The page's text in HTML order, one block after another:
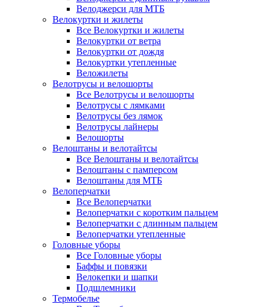
Велоджерси для МТБ
Велокуртки и жилеты
Все Велокуртки и жилеты
Велокуртки от ветра
Велокуртки от дождя
Велокуртки утепленные
Веложилеты
Велотрусы и велошорты
Все Велотрусы и велошорты
Велотрусы с лямками
Велотрусы без лямок
Велотрусы лайнеры
Велошорты
Велоштаны и велотайтсы
Все Велоштаны и велотайтсы
Велоштаны с памперсом
Велоштаны для МТБ
Велоперчатки
Все Велоперчатки
Велоперчатки с коротким пальцем
Велоперчатки с длинным пальцем
Велоперчатки утепленные
Головные уборы
Все Головные уборы
Баффы и повязки
Велокепки и шапки
Подшлемники
Термобелье